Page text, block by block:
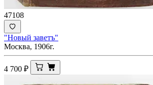
47108
"Новый заветъ"
Москва, 1906г.
4 700 ₽